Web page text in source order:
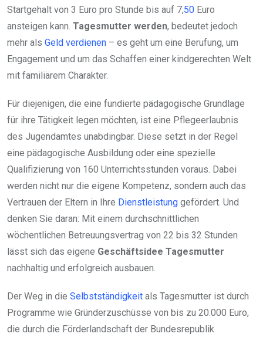
Startgehalt von 3 Euro pro Stunde bis auf 7,50 Euro
ansteigen kann. Tagesmutter werden, bedeutet jedoch
mehr als Geld verdienen – es geht um eine Berufung, um
Engagement und um das Schaffen einer kindgerechten Welt
mit familiärem Charakter.
Für diejenigen, die eine fundierte pädagogische Grundlage
für ihre Tätigkeit legen möchten, ist eine Pflegeerlaubnis
des Jugendamtes unabdingbar. Diese setzt in der Regel
eine pädagogische Ausbildung oder eine spezielle
Qualifizierung von 160 Unterrichtsstunden voraus. Dabei
werden nicht nur die eigene Kompetenz, sondern auch das
Vertrauen der Eltern in Ihre Dienstleistung gefördert. Und
denken Sie daran: Mit einem durchschnittlichen
wöchentlichen Betreuungsvertrag von 22 bis 32 Stunden
lässt sich das eigene Geschäftsidee Tagesmutter
nachhaltig und erfolgreich ausbauen.
Der Weg in die Selbstständigkeit als Tagesmutter ist durch
Programme wie Gründerzuschüsse von bis zu 20.000 Euro,
die durch die Förderlandschaft der Bundesrepublik